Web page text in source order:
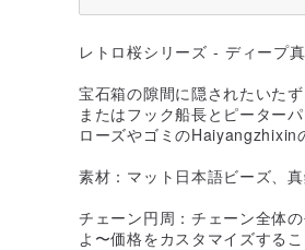
レトロ桜シリーズ - ディープ
宝石箱の隙間に隠されたいた
またはフック船長とピーター
ローズやゴミのHaiyangzhixin
素材：マット日本語ビーズ、
チェーン円周：チェーン全体
よ〜価格をカスタマイズする